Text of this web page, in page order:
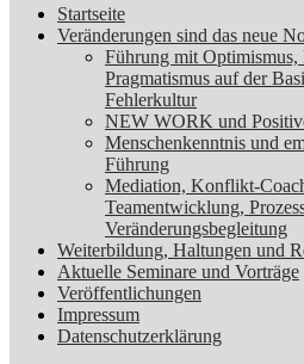
Zum
Inhalt
Startseite
Veränderungen sind das neue
Führung mit
Pragmatismus auf der
Fehlerkultur
NEW WORK und
Menschenkenntnis und
Führung
Mediation, Konflikt-
Teamentwicklung,
Veränderungsbegleitung
Weiterbildung, Haltungen und
Aktuelle Seminare und Vorträge
Veröffentlichungen
Impressum
Datenschutzerklärung